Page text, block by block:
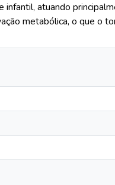
atuando
metabólica, o que o